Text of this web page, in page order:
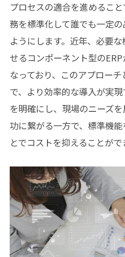
プロセスの適合を進めるこ
務を標準化して誰でも一定
ようにします。近年、必要
せるコンポーネント型の
なっており、このアプロー
で、より効率的な導入が実
を明確にし、現場のニーズ
功に繋がる一方で、標準機
とでコストを抑えることがで